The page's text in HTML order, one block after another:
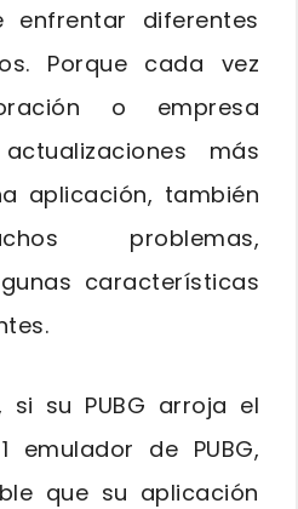
enfrentar diferentes
Porque cada vez
o empresa
más
aplicación, también
problemas,
características
si su PUBG arroja el
de PUBG,
que su aplicación